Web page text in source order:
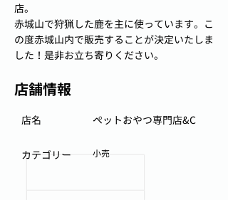
店。
赤城山で狩猟した鹿を主に使っています。こ
の度赤城山内で販売することが決定いたしま
した！是非お立ち寄りください。
店舗情報
ペットおやつ専門店&C
店名
小売
カテゴリー